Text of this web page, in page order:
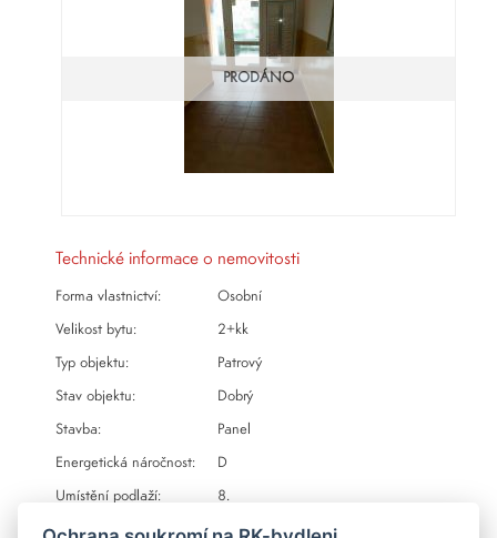
PRODÁNO
Technické informace o nemovitosti
Forma vlastnictví: Osobní
Velikost bytu: 2+kk
Typ objektu: Patrový
Stav objektu: Dobrý
Stavba: Panel
Energetická náročnost: D
Umístění podlaží: 8.
Celková plocha: 43m